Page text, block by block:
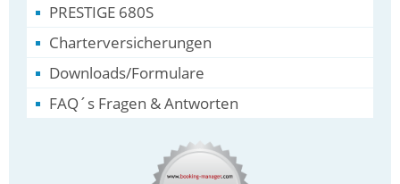
PRESTIGE 680S
Charterversicherungen
Downloads/Formulare
FAQ´s Fragen & Antworten